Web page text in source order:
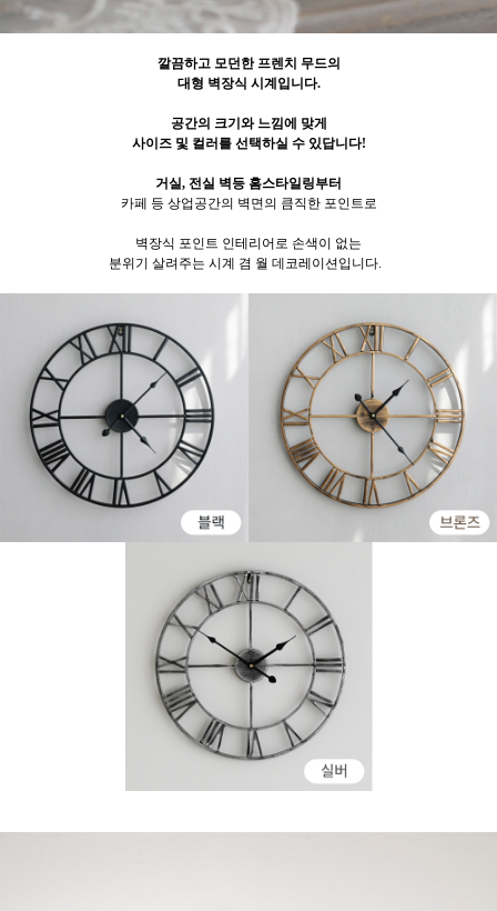
깔끔하고 모던한 프렌치 무드의
대형 벽장식 시계입니다.
공간의 크기와 느낌에 맞게
사이즈 및 컬러를 선택하실 수 있답니다!
거실, 전실 벽등 홈스타일링부터
카페 등 상업공간의 벽면의 큼직한 포인트로
벽장식 포인트 인테리어로 손색이 없는
분위기 살려주는 시계 겸 월 데코레이션입니다.